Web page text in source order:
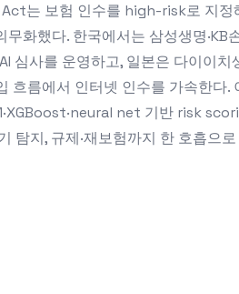
Act는 보험 인수를 high-risk로 지
화했다. 한국에서는 삼성생명·KB
심사를 운영하고, 일본은 다이이
흐름에서 인터넷 인수를 가속한다
net 기반 risk
탐지, 규제·재보험까지 한 호흡으